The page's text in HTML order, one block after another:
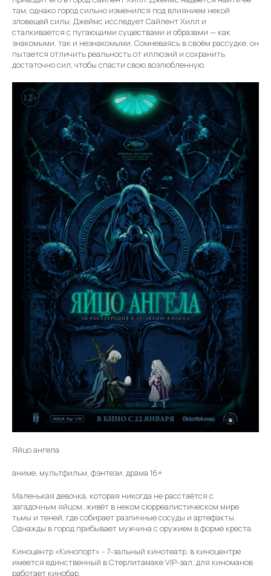
там, однако город сильно изменился под влиянием некой
зловещей силы. Джеймс исследует Сайлент Хилл и
сталкивается с пугающими существами и образами — как
знакомыми, так и незнакомыми. Сомневаясь в своём рассудке, он
пытается отличить реальность от иллюзий и сохранить
достаточно сил, чтобы спасти свою возлюбленную.
Яйцо ангела
аниме, мультфильм, фэнтези, драма 16+
Маленькая девочка, которая никогда не расстаётся с
загадочным яйцом, живёт в неком сюрреалистическом мире
тьмы и теней, где собирает различные сосуды и артефакты.
Однажды в город прибывает мужчина с оружием в форме креста.
Киноцентр «Кинопорт» - 7-зальный кинотеатр, в киноцентре
имеется единственный в Стерлитамаке VIP-зал, для киноманов
работает кинобар.